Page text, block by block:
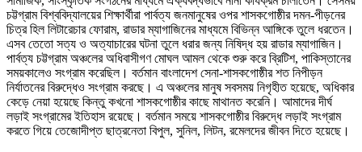
চট্টগ্রাম বিশ্ববিদ্যালয়ের শিক্ষার্থীরা পার্বত্য জনমানুষের ওপর শাসকগোষ্ঠীর দমন-পীড়নের
চিত্র হিল লিটারেচার ফোরাম, রাডার ম্যাগাজিনের মাধ্যমে বিভিন্ন আঙ্গিকে তুলে ধরতেন।
এসব তেতো সত্য ও অত্যাচারের ঘটনা তুলে ধরার জন্য নিষিদ্ধ হয় রাডার ম্যাগাজিন।
পার্বত্য চট্টগ্রাম অঞ্চলের অধিবাসীগণ মোঘল আমল থেকে শুরু করে ব্রিটিশ, পাকিস্তানের
সময়কালেও সংগ্রাম করেছিল। বর্তমান বাংলাদেশ সেনা-শাসকগোষ্ঠীর শত নিপীড়ন
নির্যাতনের বিরুদ্ধেও সংগ্রাম করছে। এ অঞ্চলের মানুষ সবসময় নিগৃহীত হয়েছে, অধিকার
কেড়ে নেয়া হয়েছে কিন্তু কখনো শাসকগোষ্ঠীর কাছে মাথানত করেনি। আমাদের দীর্ঘ
লড়াই সংগ্রামের ইতিহাস রয়েছে। বর্তমান সময়ে শাসকগোষ্ঠীর বিরুদ্ধে লড়াই সংগ্রাম
করতে গিয়ে তেজোদীপ্ত ছাত্রনেতা বিপুল, সুনিল, লিটন, রমেলদের জীবন দিতে হয়েছে।